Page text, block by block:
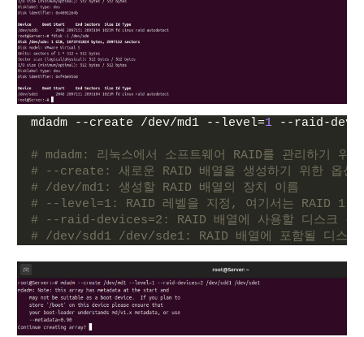
mdadm --create /dev/md1 --level=1 --raid-
# mdadm: 리눅스에서 소프트웨어 RAID를 관리하기 위
# --create: 새로운 RAID 배열을 생성하기 위한 옵션
# /dev/md1: 생성할 RAID 배열의 장치 이름
# --level=1: RAID 레벨을 지정, 여기서는 RAID 1 레
# --raid-devices=2: RAID 배열에 사용할 디스크 장
# /dev/sdd1 /dev/sde1: RAID 배열에 포함될 디스